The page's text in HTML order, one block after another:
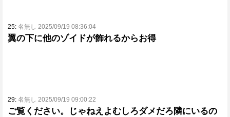
25: 名無し 2025/09/19 08:36:04
翼の下に他のゾイドが飾れるからお得
29: 名無し 2025/09/19 09:00:22
ご覧ください。じゃねえよむしろダメだろ隣にいるの